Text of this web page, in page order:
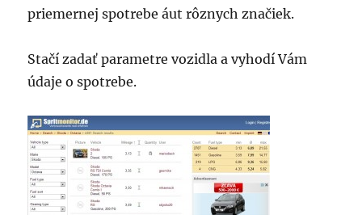
priemernej spotrebe áut rôznych značiek.
Stačí zadať parametre vozidla a vyhodí Vám
údaje o spotrebe.